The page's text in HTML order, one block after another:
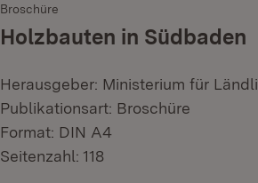
Broschüre
Holzbauten in Südbaden
Herausgeber: Ministerium für
Publikationsart: Broschüre
Format: DIN A4
Seitenzahl: 118